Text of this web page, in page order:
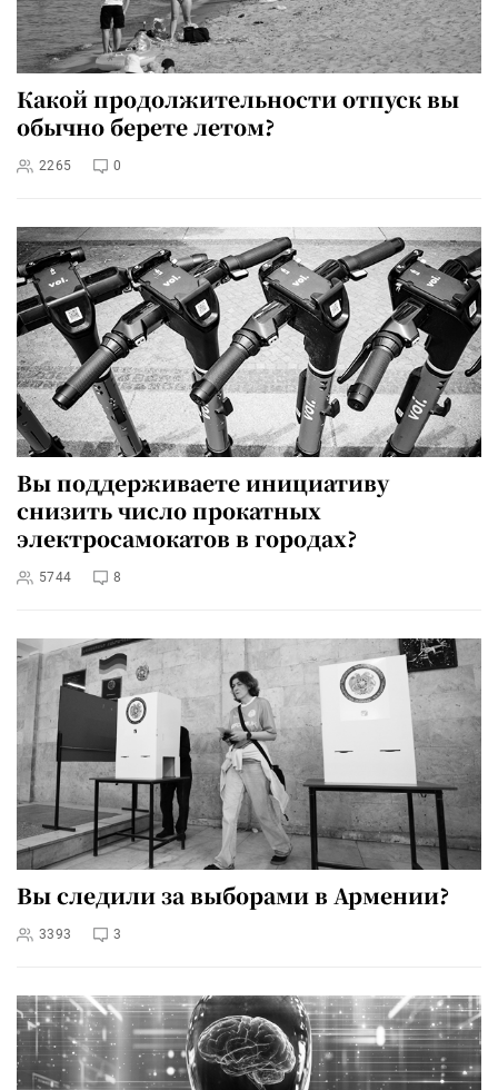
Какой продолжительности отпуск вы
обычно берете летом?
2265 0
Вы поддерживаете инициативу
снизить число прокатных
электросамокатов в городах?
5744 8
Вы следили за выборами в Армении?
3393 3